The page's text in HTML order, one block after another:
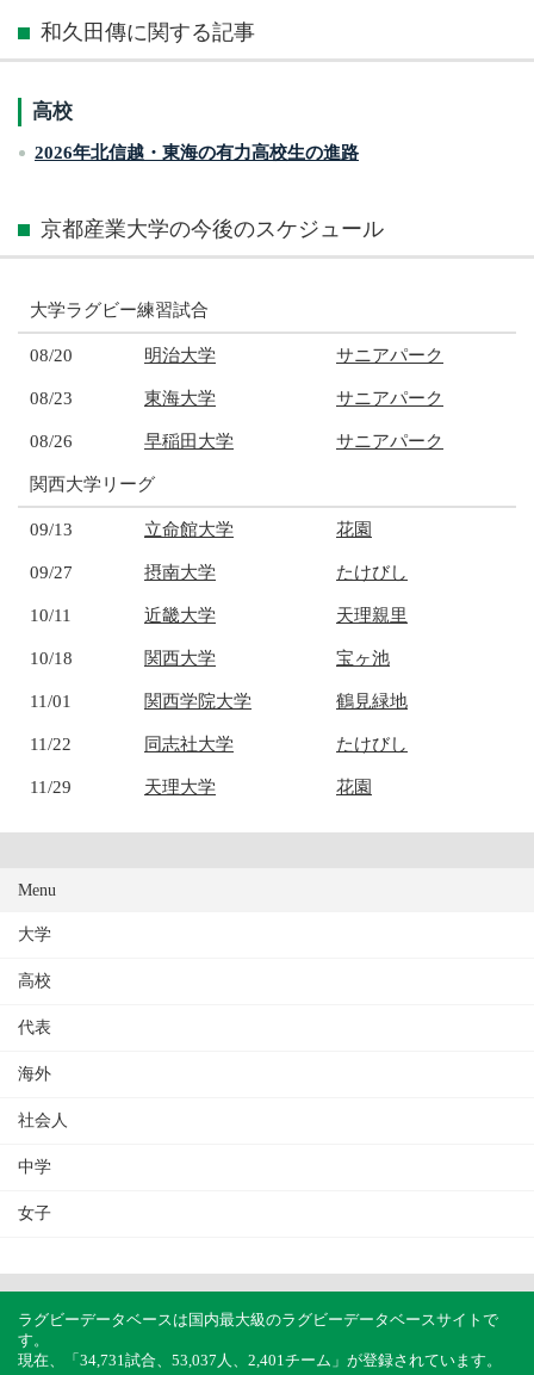
和久田傳に関する記事
高校
2026年北信越・東海の有力高校生の進路
京都産業大学の今後のスケジュール
大学ラグビー練習試合
08/20 明治大学 サニアパーク
08/23 東海大学 サニアパーク
08/26 早稲田大学 サニアパーク
関西大学リーグ
09/13 立命館大学 花園
09/27 摂南大学 たけびし
10/11 近畿大学 天理親里
10/18 関西大学 宝ヶ池
11/01 関西学院大学 鶴見緑地
11/22 同志社大学 たけびし
11/29 天理大学 花園
Menu
大学
高校
代表
海外
社会人
中学
女子
ラグビーデータベースは国内最大級のラグビーデータベースサイトで
す。
現在、「34,731試合、53,037人、2,401チーム」が登録されています。